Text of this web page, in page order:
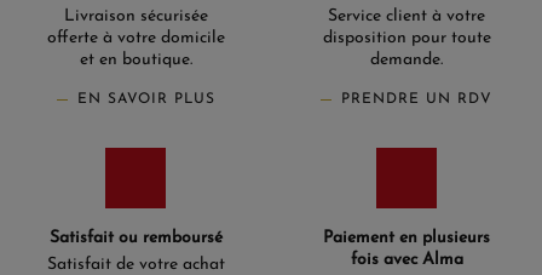
Livraison sécurisée
offerte à votre domicile
et en boutique.
EN SAVOIR PLUS
Service client à votre
disposition pour toute
demande.
PRENDRE UN RDV
Satisfait ou remboursé
Satisfait de votre achat
Paiement en plusieurs
fois avec Alma